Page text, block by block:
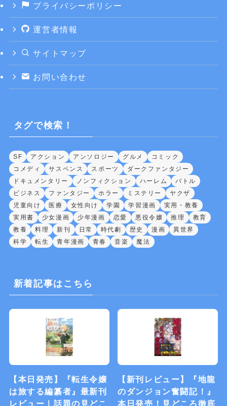
プライバシーポリシー
運営者情報
サイトマップ
お問い合わせ
タグで検索！
SF アクション アンソロジー グルメ
コミック
コメディ
サスペンス スポーツ
ダークファンタジー
ドキュメンタリー
ノンフィクション ハーレム
バトル
ビジネス
ファンタジー ホラー ミステリー
ヤクザ
児童向け
医療 女性向け 学園 学習漫画
実用・教養
実用書
少女漫画 少年漫画 恋愛 悪役令嬢 推理
教育
教養
料理 新刊 日常 時代劇 歴史 漫画
異世界
科学
転生 青年漫画 青春 音楽 魔法
新着記事はこちら
【本日発売】『転生令嬢
は旅する編纂者』最新刊
レビュー｜話題の見どこ
【新刊レビュー】『地龍
のダンジョン奮闘記！』
本日発売！見どころ徹底